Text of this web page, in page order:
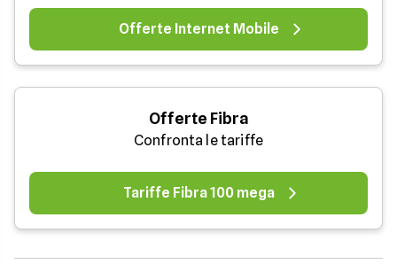
Offerte Internet Mobile
Offerte Fibra
Confronta le tariffe
Tariffe Fibra 100 mega